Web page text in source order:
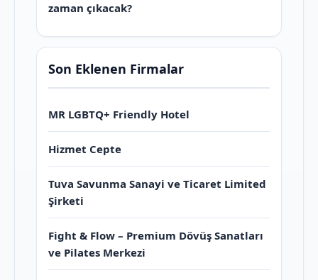
zaman çıkacak?
Son Eklenen Firmalar
MR LGBTQ+ Friendly Hotel
Hizmet Cepte
Tuva Savunma Sanayi ve Ticaret Limited
Şirketi
Fight & Flow – Premium Dövüş Sanatları
ve Pilates Merkezi